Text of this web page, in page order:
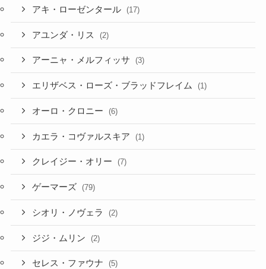
アキ・ローゼンタール (17)
アユンダ・リス (2)
アーニャ・メルフィッサ (3)
エリザベス・ローズ・ブラッドフレイム (1)
オーロ・クロニー (6)
カエラ・コヴァルスキア (1)
クレイジー・オリー (7)
ゲーマーズ (79)
シオリ・ノヴェラ (2)
ジジ・ムリン (2)
セレス・ファウナ (5)